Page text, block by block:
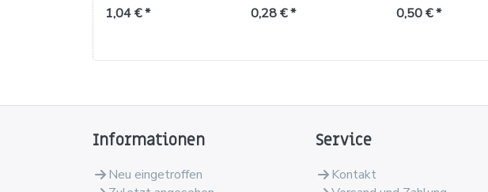
Steigrohr, 1000
1,04 € *
ideal für Kosmetik und
0,28 € *
Überkappe.
0,50 € *
Informationen
Neu eingetroffen
Service
Kontakt